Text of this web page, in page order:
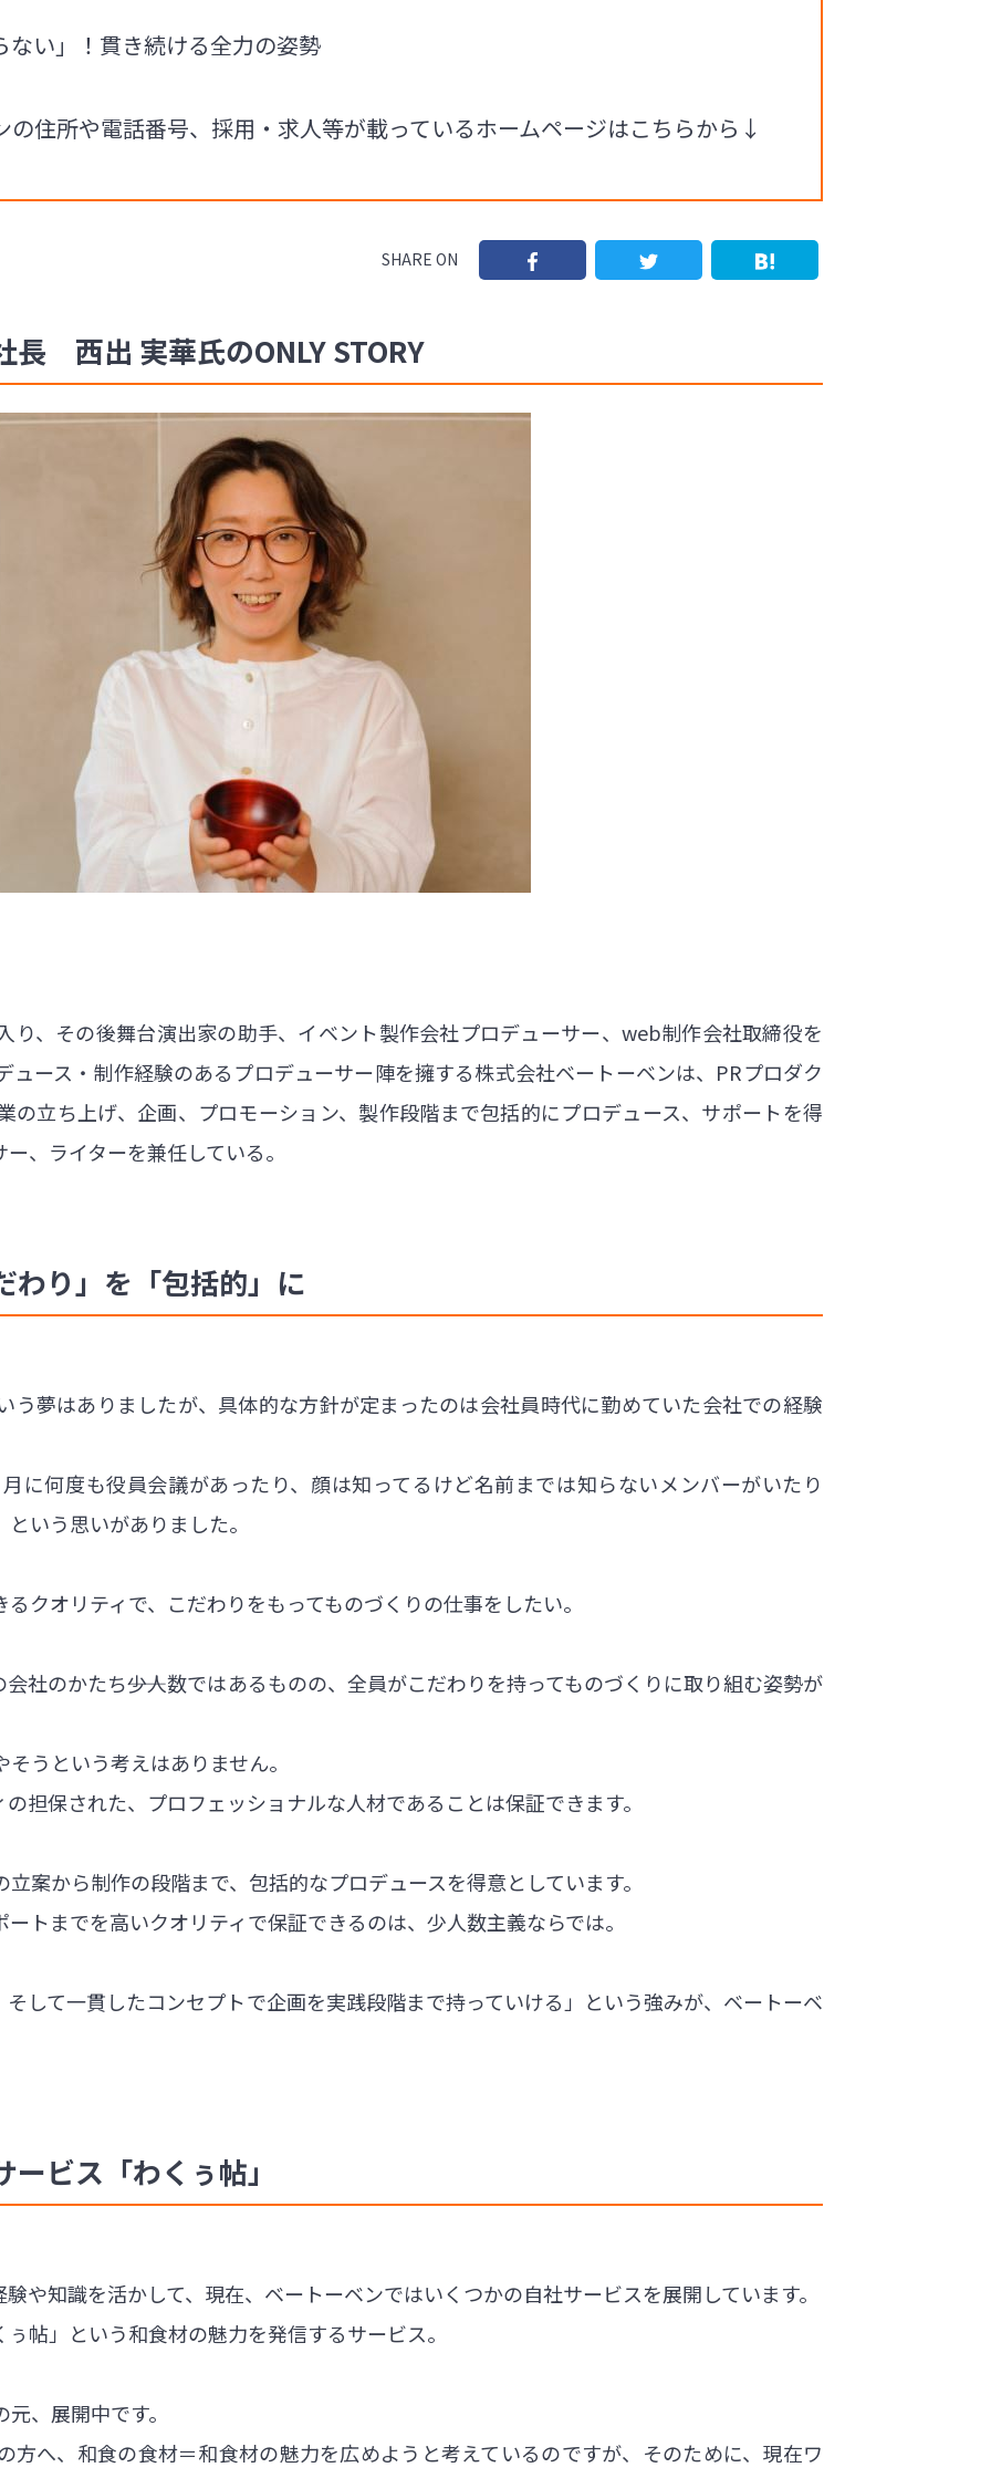
ない」！貫き続ける全力の姿勢
の住所や電話番号、採用・求人等が載っているホームページはこちらから↓
SHARE ON
西出 実華氏のONLY STORY
り、その後舞台演出家の助手、イベント製作会社プロデューサー、web制作会社取締役を
ース・制作経験のあるプロデューサー陣を擁する株式会社ベートーベンは、PRプロダク
の立ち上げ、企画、プロモーション、製作段階まで包括的にプロデュース、サポートを得
、ライターを兼任している。
わり」を「包括的」に
う夢はありましたが、具体的な方針が定まったのは会社員時代に勤めていた会社での経験
に何度も役員会議があったり、顔は知ってるけど名前までは知らないメンバーがいたり
いう思いがありました。
クオリティで、こだわりをもってものづくりの仕事をしたい。
社のかたち――少人数ではあるものの、全員がこだわりを持ってものづくりに取り組む姿勢が
うという考えはありません。
担保された、プロフェッショナルな人材であることは保証できます。
案から制作の段階まで、包括的なプロデュースを得意としています。
トまでを高いクオリティで保証できるのは、少人数主義ならでは。
して一貫したコンセプトで企画を実践段階まで持っていける」という強みが、ベートーベ
ビス「わくぅ帖」
や知識を活かして、現在、ベートーベンではいくつかの自社サービスを展開しています。
帖」という和食材の魅力を発信するサービス。
、展開中です。
方へ、和食の食材＝和食材の魅力を広めようと考えているのですが、そのために、現在ワ